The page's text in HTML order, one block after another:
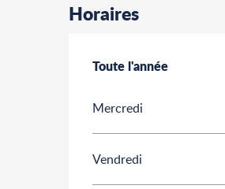
Horaires
Toute l'année
Toute l'année
Mercredi
Vendredi